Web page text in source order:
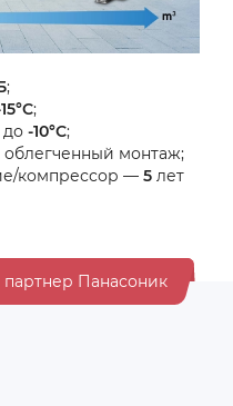
;
;
до -10°С;
монтаж;
компрессор — 5 лет
Панасоник